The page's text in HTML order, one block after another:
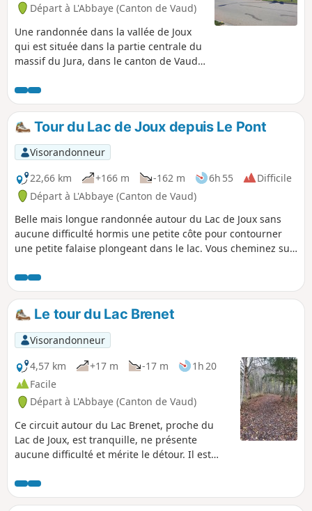
Départ à L'Abbaye (Canton de Vaud)
Une randonnée dans la vallée de Joux
qui est située dans la partie centrale du
massif du Jura, dans le canton de Vaud
Lac de Joux, qui est le plus grand plan
d’eau du massif jurassien et remplit le
fond de la vallée de Joux et le Lac
Brenet, beaucoup plus petit, situé au
Nord-Est.
Tour du Lac de Joux depuis Le Pont
Visorandonneur
22,66 km
+166 m -162 m 6h 55
Difficile
Départ à L'Abbaye (Canton de Vaud)
Belle mais longue randonnée autour du Lac de Joux sans
aucune difficulté hormis une petite côte pour contourner
une petite falaise plongeant dans le lac. Vous cheminez sur
fauchés sur les côtés. Vous traversez les zones humides
protégées sur des pontons surélevés. Des bancs
régulièrement installés le long du sentier, de magnifiques
tables de pique-nique en fustes entourées de barbecues
vous incitent à la pause et à la contemplation du panorama.
Après une courte montée et la traversée d'un petit
lotissement, changement de décor avec traversée de
pâturages d'estives et de forêt d'épicéas ou vous croisez
divers groupes de chamois, peu farouches tant que vous
êtes discrets et silencieux.
Le tour du Lac Brenet
Visorandonneur
4,57 km
+17 m -17 m
1h 20
Facile
Départ à L'Abbaye (Canton de Vaud)
Ce circuit autour du Lac Brenet, proche du
Lac de Joux, est tranquille, ne présente
aucune difficulté et mérite le détour. Il est
avec de jeunes enfants.